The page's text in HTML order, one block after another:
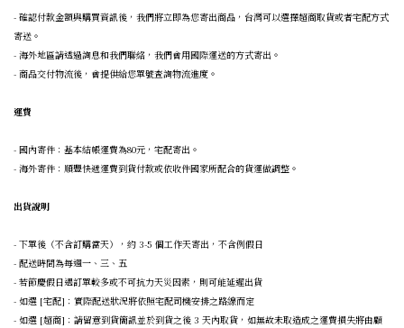
- 確認付款金額與購買資訊後，我們將立即為您寄出商品，台灣可以選擇超商取貨或者宅配方式
寄送。
- 海外地區請透過詢息和我們聯絡，我們會用國際運送的方式寄出。
- 商品交付物流後，會提供給您單號查詢物流進度。
運費
- 國內寄件：基本結帳運費為80元，宅配寄出。
- 海外寄件：順豐快遞運費到貨付款或依收件國家所配合的貨運做調整。
出貨說明
- 下單後（不含訂購當天），約 3-5 個工作天寄出，不含例假日
- 配送時間為每週一、三、五
- 若節慶假日遇訂單較多或不可抗力天災因素，則可能延遲出貨
- 如選 [宅配]：實際配送狀況將依照宅配司機安排之路線而定
- 如選 [超商]：請留意到貨簡訊並於到貨之後 3 天內取貨，如無故未取造成之運費損失將由顧